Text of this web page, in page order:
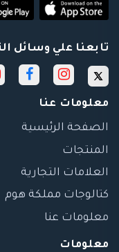
تابعنا علي وسائل
معلومات عنا
الصفحة الرئيسية
المنتجات
العلامات التجارية
كتالوجات مملكة هوم
معلومات عنا
معلومات